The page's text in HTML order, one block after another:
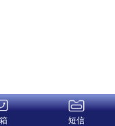
短信